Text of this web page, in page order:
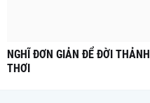
NGHĨ ĐƠN GIẢN ĐỂ ĐỜI THẢNH
THƠI